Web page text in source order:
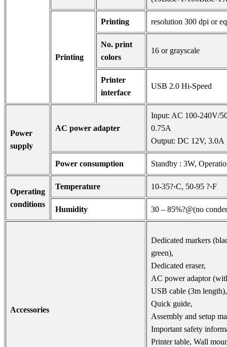
Printing
Printing resolution 300 dpi or
No. print
colors
16 or grayscale
Printer
interface
USB 2.0 Hi-Speed
Power
supply
AC power adapter
Input: AC 100-240V/
0.75A
Output: DC 12V, 3.0A
Power consumption Standby : 3W,
Operating
conditions
Temperature 10-35?‹C, 50-95 ?‹F
Humidity 30 – 85%?@(no
Accessories
Dedicated markers
green),
Dedicated eraser,
AC power adaptor
USB cable (3m length),
Quick guide,
Assembly and setup
Important safety
Printer table, Wall